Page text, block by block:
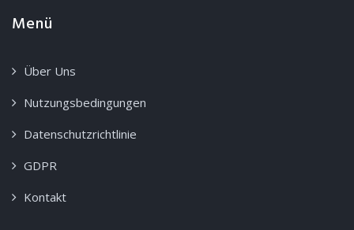
Menü
Über Uns
Nutzungsbedingungen
Datenschutzrichtlinie
GDPR
Kontakt